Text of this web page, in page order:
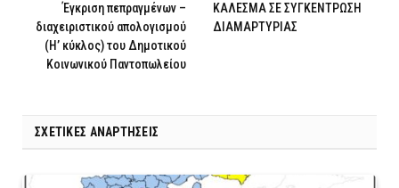
Έγκριση πεπραγμένων –
διαχειριστικού απολογισμού
(Η’ κύκλος) του Δημοτικού
Κοινωνικού Παντοπωλείου
ΚΑΛΕΣΜΑ ΣΕ ΣΥΓΚΕΝΤΡΩΣΗ
ΔΙΑΜΑΡΤΥΡΙΑΣ
ΣΧΕΤΙΚΈΣ ΑΝΑΡΤΉΣΕΙΣ